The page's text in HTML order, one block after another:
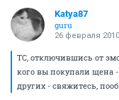
Katya87
guru
26 февраля 2010
ТС, отключившись от
кого вы покупали щена
других - свяжитесь,